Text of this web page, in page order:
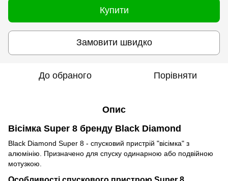
Купити
Замовити швидко
До обраного Порівняти
Опис
Вісімка Super 8 бренду Black Diamond
Black Diamond Super 8 - спусковий пристрій "вісімка" з
алюмінію. Призначено для спуску одинарною або подвійною
мотузкою.